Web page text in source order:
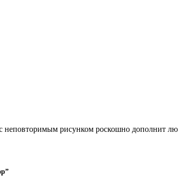
неповторимым рисунком роскошно дополнит